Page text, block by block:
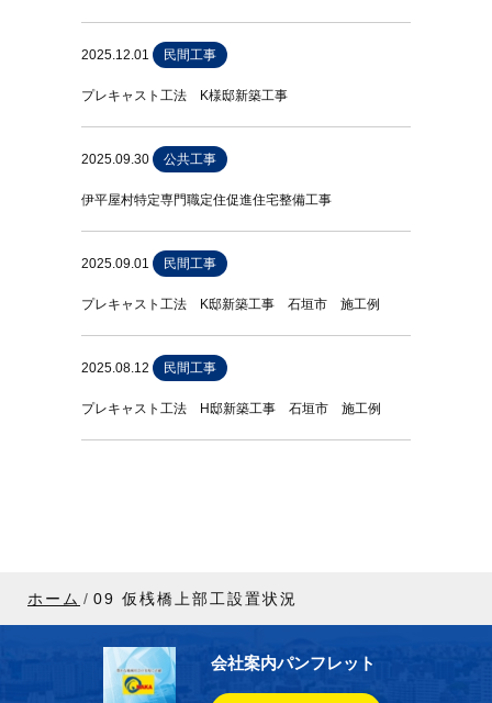
2025.12.01 民間工事
プレキャスト工法 K様邸新築工事
2025.09.30 公共工事
伊平屋村特定専門職定住促進住宅整備工事
2025.09.01 民間工事
プレキャスト工法 K邸新築工事 石垣市 施工例
2025.08.12 民間工事
プレキャスト工法 H邸新築工事 石垣市 施工例
ホーム 09 仮桟橋上部工設置状況
会社案内パンフレット